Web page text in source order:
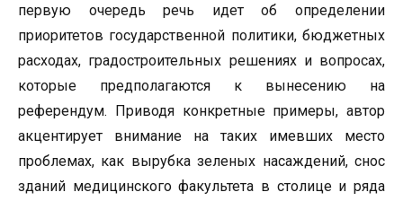
первую очередь речь идет об определении
приоритетов государственной политики, бюджетных
расходах, градостроительных решениях и вопросах,
которые предполагаются к вынесению на
референдум. Приводя конкретные примеры, автор
акцентирует внимание на таких имевших место
проблемах, как вырубка зеленых насаждений, снос
зданий медицинского факультета в столице и ряда